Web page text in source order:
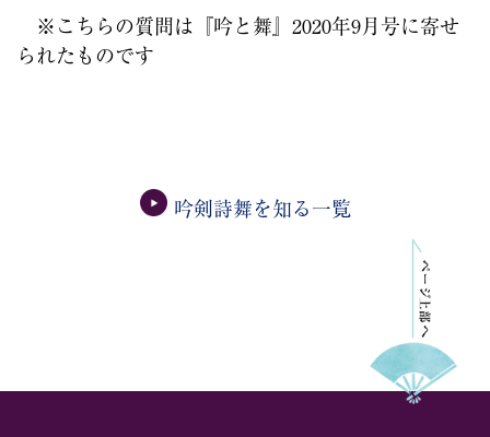
※こちらの質問は『吟と舞』2020年9月号に寄せ
られたものです
吟剣詩舞を知る一覧